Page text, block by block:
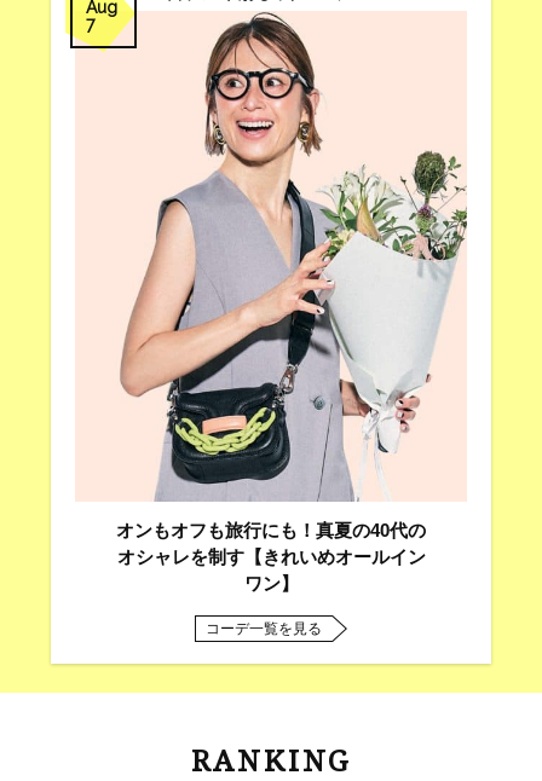
Aug
7
オンもオフも旅行にも！真夏の40代の
オシャレを制す【きれいめオールイン
ワン】
コーデ一覧を見る
RANKING